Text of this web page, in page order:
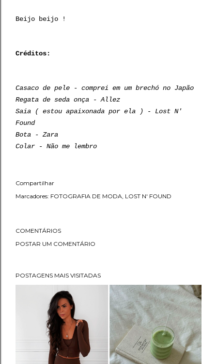
Beijo beijo !
Créditos:
Casaco de pele - comprei em um brechó no Japão
Regata de seda onça -Allez
Saia ( estou apaixonada por ela ) - Lost N'
Found
Bota - Zara
Colar - Não me lembro
Compartilhar
Marcadores: FOTOGRAFIA DE MODA LOST N' FOUND
COMENTÁRIOS
POSTAR UM COMENTÁRIO
POSTAGENS MAIS VISITADAS